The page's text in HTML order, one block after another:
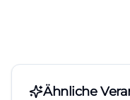
Ähnliche